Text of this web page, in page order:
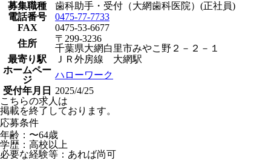
募集職種
歯科助手・受付（大網歯科医院）(正社員)
電話番号
0475-77-7733
FAX
0475-53-6677
住所
〒299-3236
千葉県大網白里市みやこ野２－２－１
最寄り駅
ＪＲ外房線 大網駅
ホームペー
ジ
ハローワーク
受付年月日
2025/4/25
こちらの求人は
掲載を終了しております。
応募条件
年齢：〜64歳
学歴：高校以上
必要な経験等：あれば尚可